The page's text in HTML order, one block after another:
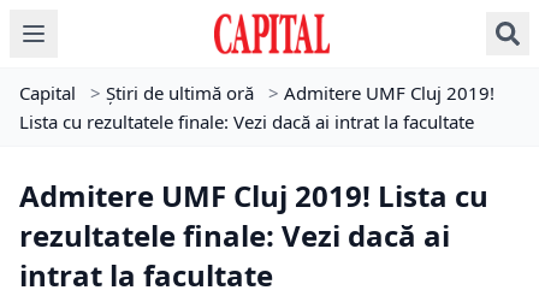
Capital > Știri de ultimă oră > Admitere UMF Cluj 2019!
Lista cu rezultatele finale: Vezi dacă ai intrat la facultate
Admitere UMF Cluj 2019! Lista cu
rezultatele finale: Vezi dacă ai
intrat la facultate